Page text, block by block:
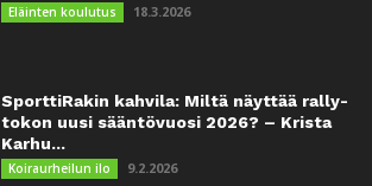
Eläinten koulutus 18.3.2026
SporttiRakin kahvila: Miltä näyttää rally-
tokon uusi sääntövuosi 2026? – Krista
Karhu...
Koiraurheilun ilo 9.2.2026